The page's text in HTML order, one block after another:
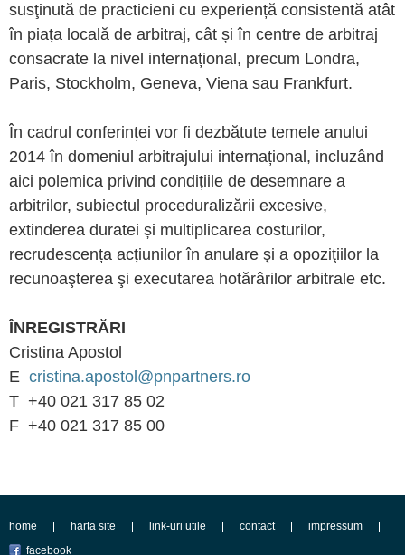
susţinută de practicieni cu experiență consistentă atât
în piața locală de arbitraj, cât și în centre de arbitraj
consacrate la nivel internațional, precum Londra,
Paris, Stockholm, Geneva, Viena sau Frankfurt.
În cadrul conferinței vor fi dezbătute temele anului
2014 în domeniul arbitrajului internațional, incluzând
aici polemica privind condițiile de desemnare a
arbitrilor, subiectul proceduralizării excesive,
extinderea duratei și multiplicarea costurilor,
recrudescența acțiunilor în anulare şi a opoziţiilor la
recunoaşterea şi executarea hotărârilor arbitrale etc.
ÎNREGISTRĂRI
Cristina Apostol
E cristina.apostol@pnpartners.ro
T +40 021 317 85 02
F +40 021 317 85 00
home harta site link-uri utile contact
impressum
facebook